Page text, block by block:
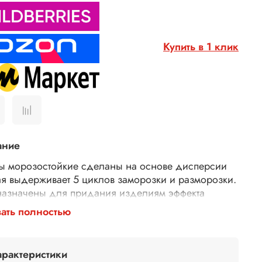
Купить в 1 клик
морозостойкие сделаны на основе дисперсии
выдерживает 5 циклов заморозки и разморозки.
для придания изделиям эффекта
Патины подчёркивают рельеф, а обработанные
приобретают благородный «налет времени»,
интересных эффектов в патину можно
полностью